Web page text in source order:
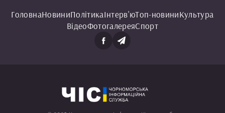
ГоловнаНовиниПолітикаІнтерв'юТоп-новиниКультура
ВідеоФотогалереяСпорт